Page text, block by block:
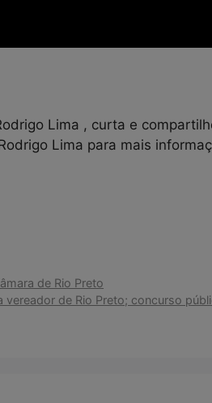
Lima , curta e
Lima para mais
de Rio Preto
vereador de Rio Preto; concurso